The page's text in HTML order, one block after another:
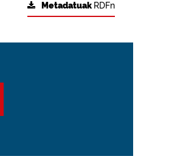
Metadatuak RDFn